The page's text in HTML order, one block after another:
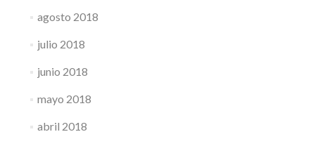
agosto 2018
julio 2018
junio 2018
mayo 2018
abril 2018